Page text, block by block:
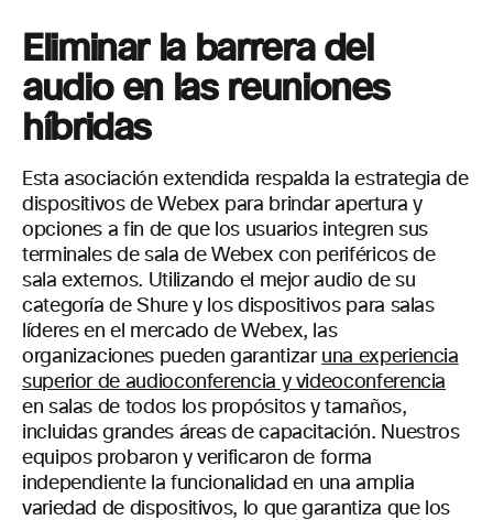
Eliminar la barrera del
audio en las reuniones
híbridas
Esta asociación extendida respalda la estrategia de
dispositivos de Webex para brindar apertura y
opciones a fin de que los usuarios integren sus
terminales de sala de Webex con periféricos de
sala externos. Utilizando el mejor audio de su
categoría de Shure y los dispositivos para salas
líderes en el mercado de Webex, las
organizaciones pueden garantizar una experiencia
superior de audioconferencia y videoconferencia
en salas de todos los propósitos y tamaños,
incluidas grandes áreas de capacitación. Nuestros
equipos probaron y verificaron de forma
independiente la funcionalidad en una amplia
variedad de dispositivos, lo que garantiza que los